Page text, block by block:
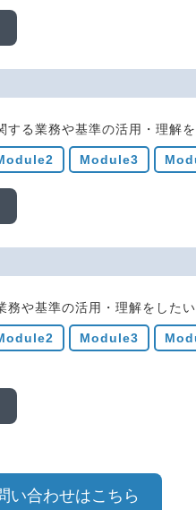
する業務や基準の活用・理解
Module3
務や基準の活用・理解をした
Module3
ます。IPC-A-610の全内容に
い合わせはこちら